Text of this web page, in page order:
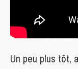
Un peu plus tôt,